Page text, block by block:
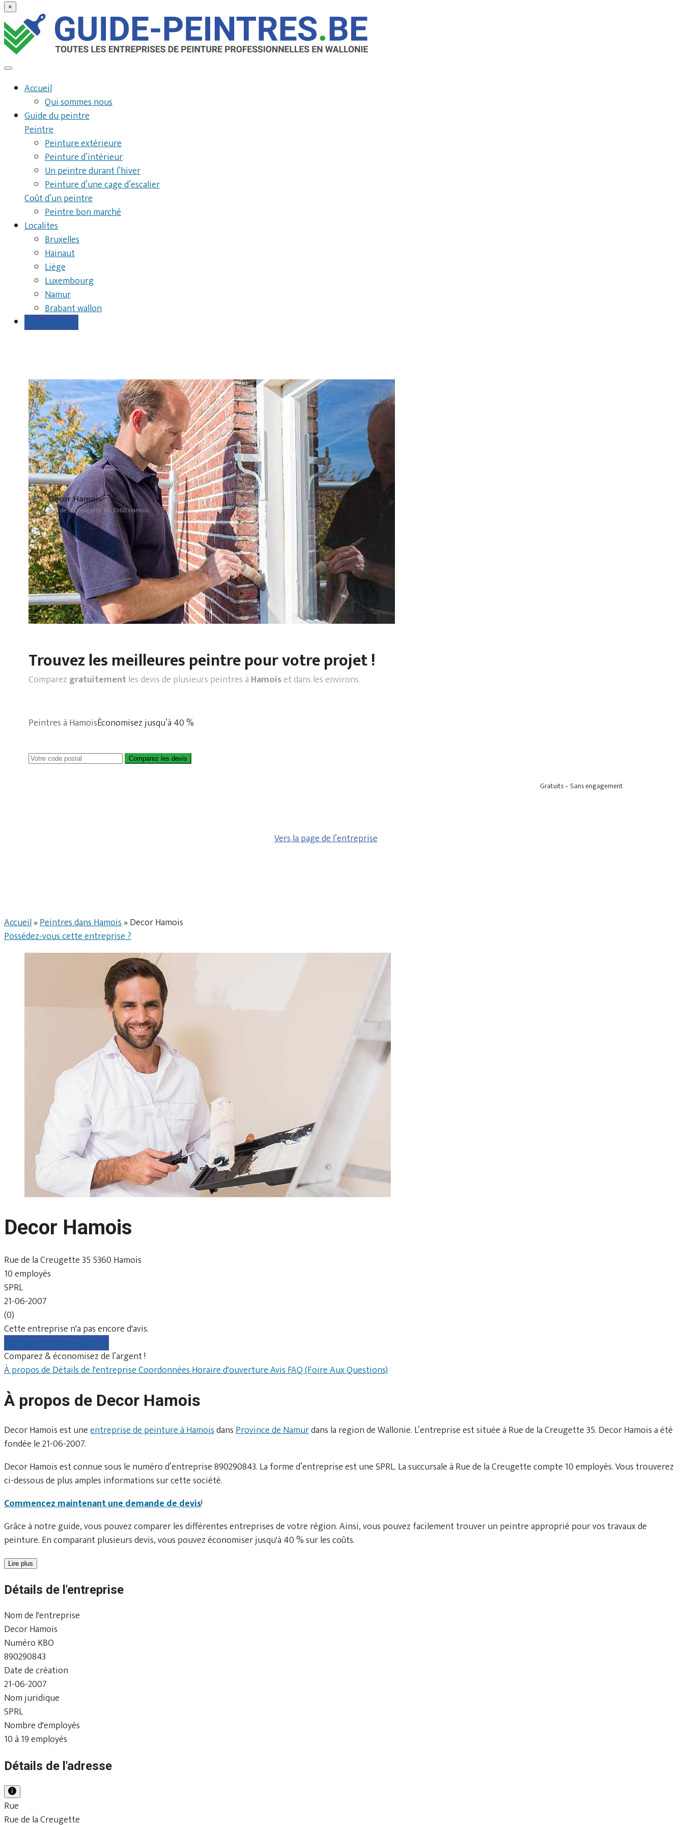
×
Accueil
Qui sommes nous
Guide du peintre
Peintre
Peinture extérieure
Peinture d’intérieur
Un peintre durant l’hiver
Peinture d’une cage d’escalier
Coût d’un peintre
Peintre bon marché
Localites
Bruxelles
Hainaut
Liège
Luxembourg
Namur
Brabant wallon
Devis gratuits
Decor Hamois
Rue de la Creugette 35, 5360 Hamois
Trouvez les meilleures peintre pour votre projet !
Comparez gratuitementles devis de plusieurs peintres à Hamoiset dans les environs.
Peintres à HamoisÉconomisez jusqu’à 40 %
Comparez les devis
Gratuits – Sans engagement
Vers la page de l’entreprise
Accueil»Peintres dans Hamois»Decor Hamois
Possédez-vous cette entreprise ?
Decor Hamois
Rue de la Creugette 35 5360 Hamois
10 employés
SPRL
21-06-2007
(0)
Cette entreprise n'a pas encore d'avis.
Comparer les devis gratuits
Comparez & économisez de l’argent !
À propos deDétails de l'entrepriseCoordonnéesHoraire d'ouvertureAvisFAQ (Foire Aux Questions)
À propos de Decor Hamois
Decor Hamois est uneentreprise de peinture à HamoisdansProvince de Namurdans la region de Wallonie. L’entreprise est située à Rue de la Creugette 35. Decor Hamois a été
fondée le 21-06-2007.
Decor Hamois est connue sous le numéro d’entreprise 890290843. La forme d’entreprise est une SPRL. La succursale à Rue de la Creugette compte 10 employés. Vous trouverez
ci-dessous de plus amples informations sur cette société.
Commencez maintenant une demande de devis!
Grâce à notre guide, vous pouvez comparer les différentes entreprises de votre région. Ainsi, vous pouvez facilement trouver un peintre approprié pour vos travaux de
peinture. En comparant plusieurs devis, vous pouvez économiser jusqu'à 40 % sur les coûts.
Lire plus
Détails de l'entreprise
Nom de l'entreprise
Decor Hamois
Numéro KBO
890290843
Date de création
21-06-2007
Nom juridique
SPRL
Nombre d'employés
10 à 19 employés
Détails de l'adresse
Rue
Rue de la Creugette